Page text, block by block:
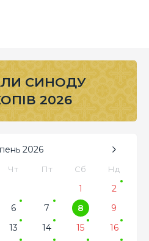
СИНОДУ
2026
2026
Чт Пт Сб Нд
1
2
6 7 8
9
13 14 15
16